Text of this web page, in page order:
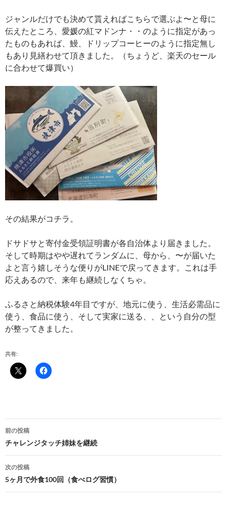
ジャンルだけでも決めて貰えればこちらで選ぶよ〜と母に
伝えたところ、愛媛の紅マドンナ・・のように指定があっ
たものもあれば、鰻、ドリップコーヒーのように指定無し
もあり見繕わせて頂きました。（ちょうど、楽天のセール
に合わせて爆買い）
その結果がコチラ。
ドサドサと寄付金受領証明書が各自治体より届きました。
そして時期はやや遅れてランダムに、母から、〜が届いた
よと言う嬉しそうな便りがLINEで戻ってきます。これは手
応えあるので、来年も継続しなくちゃ。
ふるさと納税体験4年目ですが、地元に使う、生活必需品に
使う、食品に使う、そして実家に送る、、という自分の型
が整ってきました。
共有:
投
稿
ナ
ビ
ゲ
前の投稿
チャレンジタッチ姉妹を継続
次の投稿
5ヶ月で外食100回（食べログ習慣）